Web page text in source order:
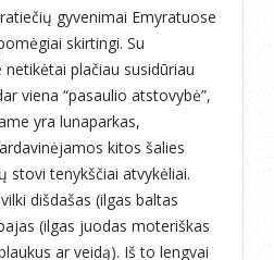
gyvenimai Emyratuose
skirtingi. Su
plačiau susidūriau
viena “pasaulio atstovybė”,
yra lunaparkas,
kitos šalies
stovi tenykščiai atvykėliai.
dišdašas (ilgas baltas
(ilgas juodas moteriškas
ar veidą). Iš to lengvai